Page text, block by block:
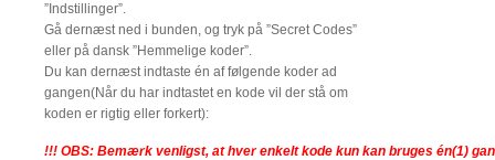
”Indstillinger”.
Gå dernæst ned i bunden, og tryk på ”Secret Codes”
eller på dansk ”Hemmelige koder”.
Du kan dernæst indtaste én af følgende koder ad
gangen(Når du har indtastet en kode vil der stå om
koden er rigtig eller forkert):
!!! OBS: Bemærk venligst, at hver enkelt kode kun kan bruges én(1)